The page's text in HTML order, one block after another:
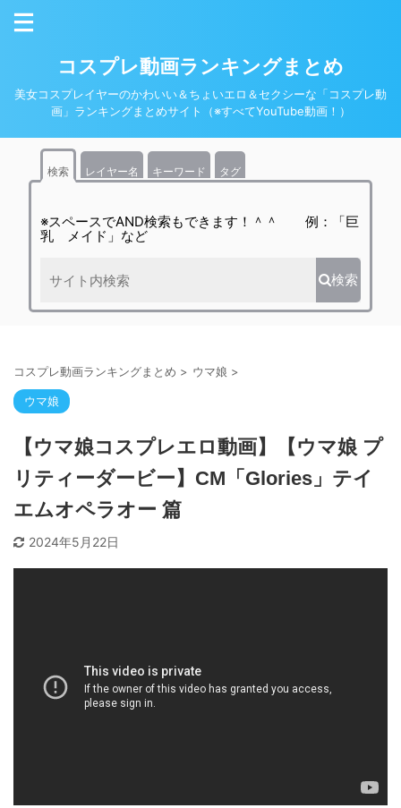
コスプレ動画ランキングまとめ
美女コスプレイヤーのかわいい＆ちょいエロ＆セクシーな「コスプレ動
画」ランキングまとめサイト（※すべてYouTube動画！）
検索 レイヤー名 キーワード タグ
※スペースでAND検索もできます！＾＾ 例：「巨
乳 メイド」など
検索
コスプレ動画ランキングまとめ > ウマ娘 >
ウマ娘
【ウマ娘コスプレエロ動画】【ウマ娘 プ
リティーダービー】CM「Glories」テイ
エムオペラオー 篇
2024年5月22日